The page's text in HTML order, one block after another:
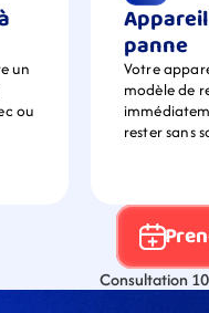
un
ou
panne
Votre
modèle de
rester sans
Consultation